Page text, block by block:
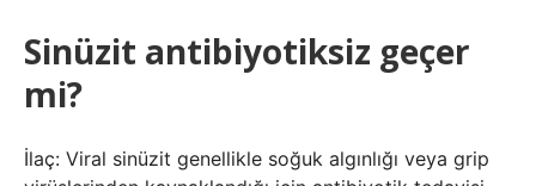
Sinüzit antibiyotiksiz geçer
mi?
İlaç: Viral sinüzit genellikle soğuk algınlığı veya grip